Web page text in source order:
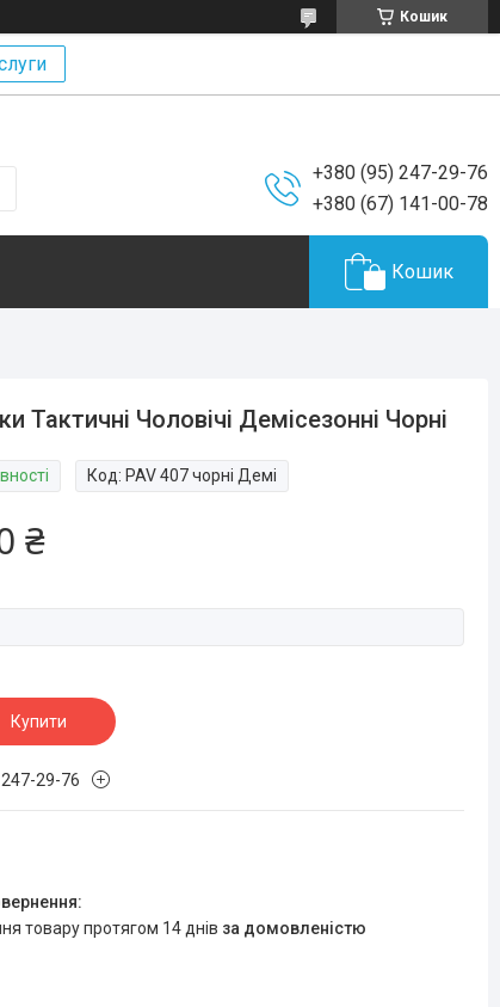
Кошик
+380 (95) 247-29-76
+380 (67) 141-00-78
Кошик
Тактичні Чоловічі Демісезонні Чорні
Код: PAV 407 чорні Демі
₴
Купити
29-76
товару протягом 14 днів за домовленістю